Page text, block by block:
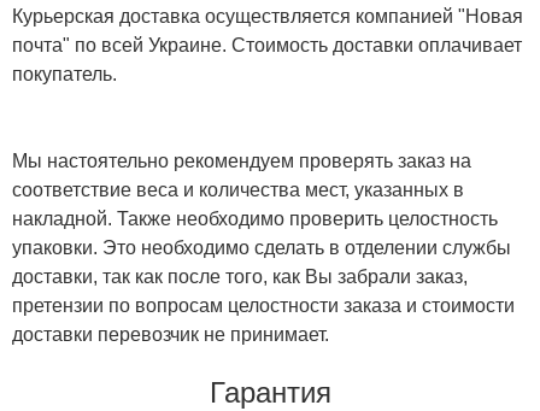
Курьерская доставка осуществляется компанией "Новая
почта" по всей Украине. Стоимость доставки оплачивает
покупатель.
Мы настоятельно рекомендуем проверять заказ на
соответствие веса и количества мест, указанных в
накладной. Также необходимо проверить целостность
упаковки. Это необходимо сделать в отделении службы
доставки, так как после того, как Вы забрали заказ,
претензии по вопросам целостности заказа и стоимости
доставки перевозчик не принимает.
Гарантия